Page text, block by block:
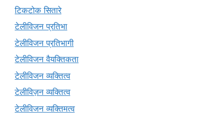
टिकटोक सितारे
टेलीविजन प्रतिभा
टेलीविजन प्रतिभागी
टेलीविजन वैयक्तिकता
टेलीविजन व्यक्तित्व
टेलीविज़न व्यक्तित्व
टेलीविजन व्यक्तिमत्व